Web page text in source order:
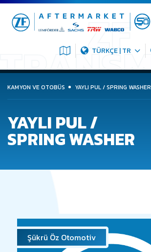
TÜRKÇE | TR
KAMYON VE OTOBÜS YAYLI PUL / SPRING WASHER
YAYLI PUL /
SPRING WASHER
Şükrü Öz Otomotiv